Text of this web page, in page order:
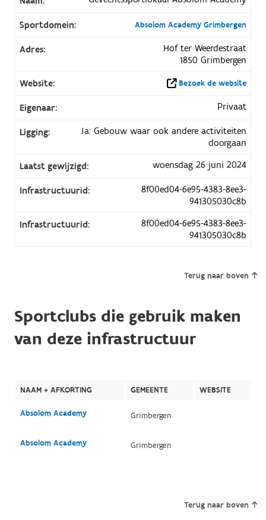
Sportdomein: Absolom Academy Grimbergen
Adres:
Hof ter Weerdestraat
1850 Grimbergen
Website:
Bezoek de website
Eigenaar: Privaat
Ligging:
Ja: Gebouw waar ook andere activiteiten
doorgaan
Laatst gewijzigd:
woensdag 26 juni 2024
Infrastructuurid:
8f00ed04-6e95-4383-8ee3-
941305030c8b
Infrastructuurid:
8f00ed04-6e95-4383-8ee3-
941305030c8b
Terug naar boven
Sportclubs die gebruik maken
van deze infrastructuur
NAAM + AFKORTING GEMEENTE WEBSITE
Absolom Academy Grimbergen
Absolom Academy Grimbergen
Terug naar boven